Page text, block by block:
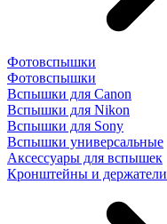
Фотовспышки
Фотовспышки
Вспышки для Canon
Вспышки для Nikon
Вспышки для Sony
Вспышки универсальные
Аксесcуары для вспышек
Кронштейны и держатели